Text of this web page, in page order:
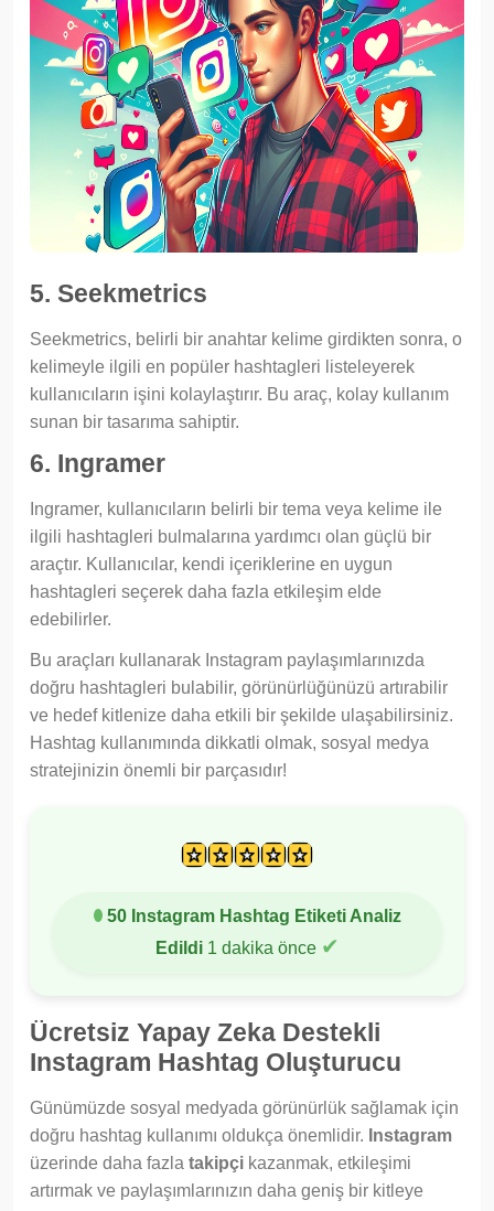
5. Seekmetrics
Seekmetrics, belirli bir anahtar kelime girdikten sonra, o
kelimeyle ilgili en popüler hashtagleri listeleyerek
kullanıcıların işini kolaylaştırır. Bu araç, kolay kullanım
sunan bir tasarıma sahiptir.
6. Ingramer
Ingramer, kullanıcıların belirli bir tema veya kelime ile
ilgili hashtagleri bulmalarına yardımcı olan güçlü bir
araçtır. Kullanıcılar, kendi içeriklerine en uygun
hashtagleri seçerek daha fazla etkileşim elde
edebilirler.
Bu araçları kullanarak Instagram paylaşımlarınızda
doğru hashtagleri bulabilir, görünürlüğünüzü artırabilir
ve hedef kitlenize daha etkili bir şekilde ulaşabilirsiniz.
Hashtag kullanımında dikkatli olmak, sosyal medya
stratejinizin önemli bir parçasıdır!
50 Instagram Hashtag Etiketi Analiz
Edildi 1 dakika önce ✔
Ücretsiz Yapay Zeka Destekli
Instagram Hashtag Oluşturucu
Günümüzde sosyal medyada görünürlük sağlamak için
doğru hashtag kullanımı oldukça önemlidir. Instagram
üzerinde daha fazla takipçi kazanmak, etkileşimi
artırmak ve paylaşımlarınızın daha geniş bir kitleye